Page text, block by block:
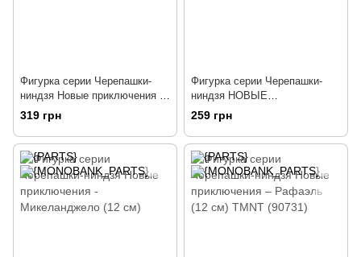
Фигурка серии Черепашки-
ниндзя Новые приключения -
Донателло (12 см) (90738)
319 грн
Фигурка серии Черепашки-
ниндзя НОВЫЕ
ПРИКЛЮЧЕНИЯ - Леонардо
(12 см)
259 грн